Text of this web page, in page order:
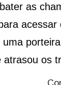
as
os